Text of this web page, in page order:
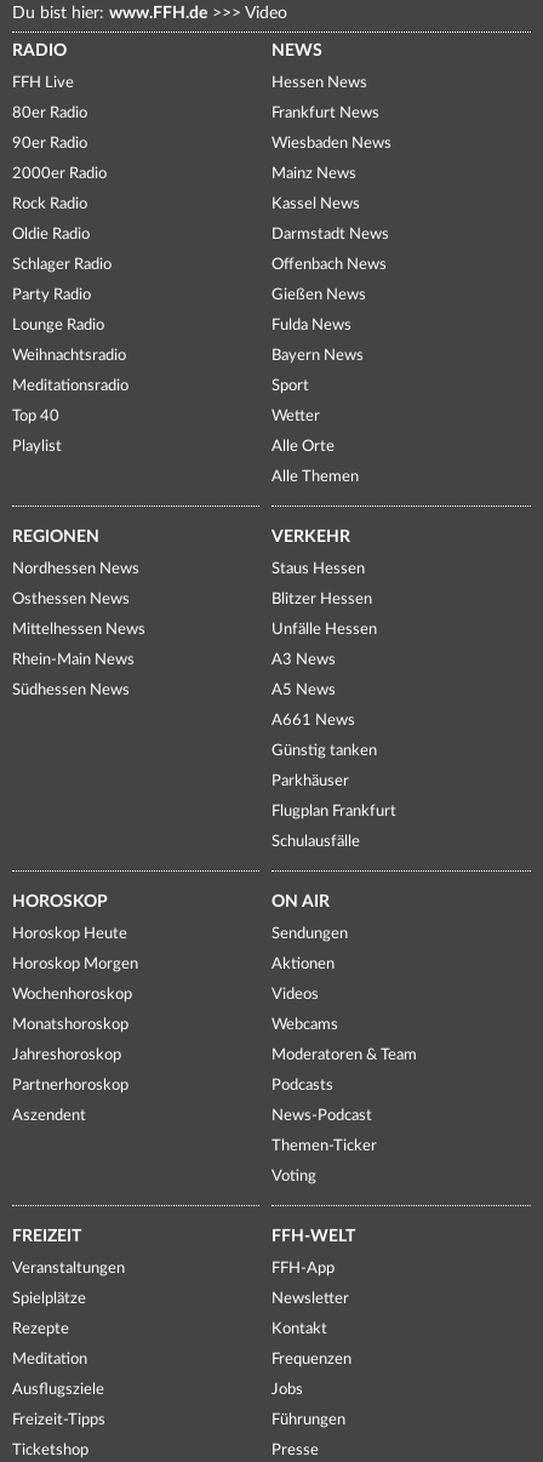
Du bist hier: www.FFH.de >>> Video
RADIO
FFH Live
80er Radio
90er Radio
2000er Radio
Rock Radio
Oldie Radio
Schlager Radio
Party Radio
Lounge Radio
Weihnachtsradio
Meditationsradio
Top 40
Playlist
NEWS
Hessen News
Frankfurt News
Wiesbaden News
Mainz News
Kassel News
Darmstadt News
Offenbach News
Gießen News
Fulda News
Bayern News
Sport
Wetter
Alle Orte
Alle Themen
REGIONEN
Nordhessen News
Osthessen News
Mittelhessen News
Rhein-Main News
Südhessen News
VERKEHR
Staus Hessen
Blitzer Hessen
Unfälle Hessen
A3 News
A5 News
A661 News
Günstig tanken
Parkhäuser
Flugplan Frankfurt
Schulausfälle
HOROSKOP
Horoskop Heute
Horoskop Morgen
Wochenhoroskop
Monatshoroskop
Jahreshoroskop
Partnerhoroskop
Aszendent
ON AIR
Sendungen
Aktionen
Videos
Webcams
Moderatoren & Team
Podcasts
News-Podcast
Themen-Ticker
Voting
FREIZEIT
Veranstaltungen
Spielplätze
Rezepte
Meditation
Ausflugsziele
Freizeit-Tipps
Ticketshop
FFH-WELT
FFH-App
Newsletter
Kontakt
Frequenzen
Jobs
Führungen
Presse